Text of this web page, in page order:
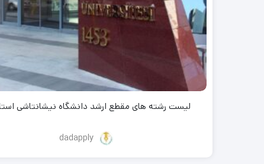
لیست رشته های مقطع ارشد دانشگاه نیشانتاشی
dadapply